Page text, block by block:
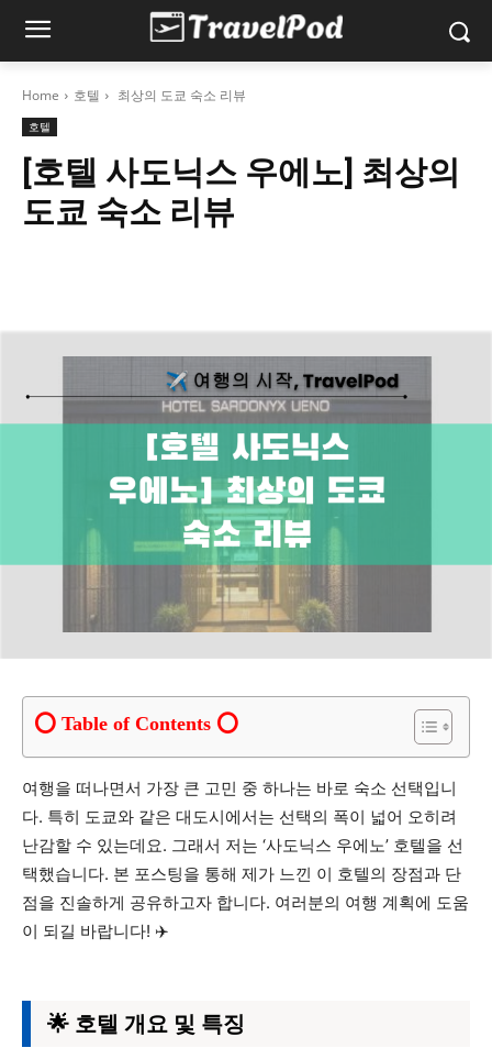
Home 호텔 최상의 도쿄 숙소 리뷰
호텔
[호텔 사도닉스 우에노] 최상의
도쿄 숙소 리뷰
Table of Contents
여행을 떠나면서 가장 큰 고민 중 하나는 바로 숙소 선택입니
다. 특히 도쿄와 같은 대도시에서는 선택의 폭이 넓어 오히려
난감할 수 있는데요. 그래서 저는 ‘사도닉스 우에노’ 호텔을 선
택했습니다. 본 포스팅을 통해 제가 느낀 이 호텔의 장점과 단
점을 진솔하게 공유하고자 합니다. 여러분의 여행 계획에 도움
이 되길 바랍니다! ✈️
🌟 호텔 개요 및 특징